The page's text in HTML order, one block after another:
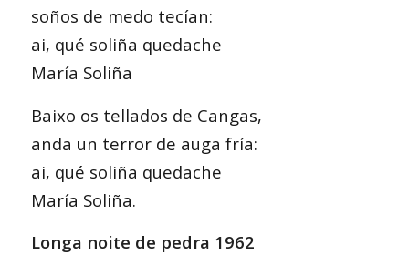
soños de medo tecían:
ai, qué soliña quedache
María Soliña
Baixo os tellados de Cangas,
anda un terror de auga fría:
ai, qué soliña quedache
María Soliña.
Longa noite de pedra 1962